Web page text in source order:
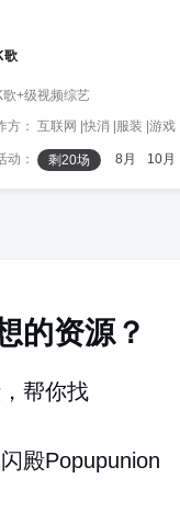
歌
歌+级视频综艺
动： 剩20场 8月 10月
的资源？
帮你找
殿Popupunion